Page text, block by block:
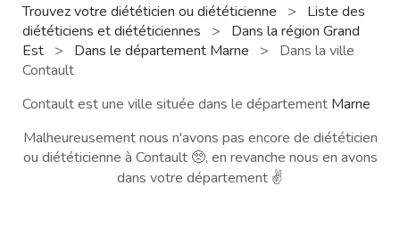
Trouvez votre diététicien ou diététicienne >
Liste des
diététiciens et diététiciennes
>
Dans la région Grand
Est > Dans le département Marne >
Dans la ville
Contault
Contault est une ville située dans le département Marne
Malheureusement nous n'avons pas encore de diététicien
ou diététicienne à Contault 🥺, en revanche nous en avons
dans votre département ✌️